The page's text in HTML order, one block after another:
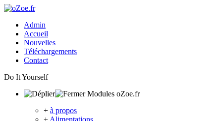
Admin
Accueil
Nouvelles
Téléchargements
Contact
Do It Yourself
Modules oZoe.fr
+ à propos
+ Alimentations